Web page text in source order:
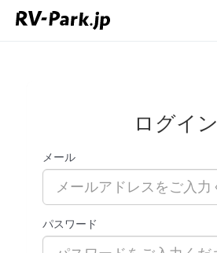
ログイン
メール
パスワード